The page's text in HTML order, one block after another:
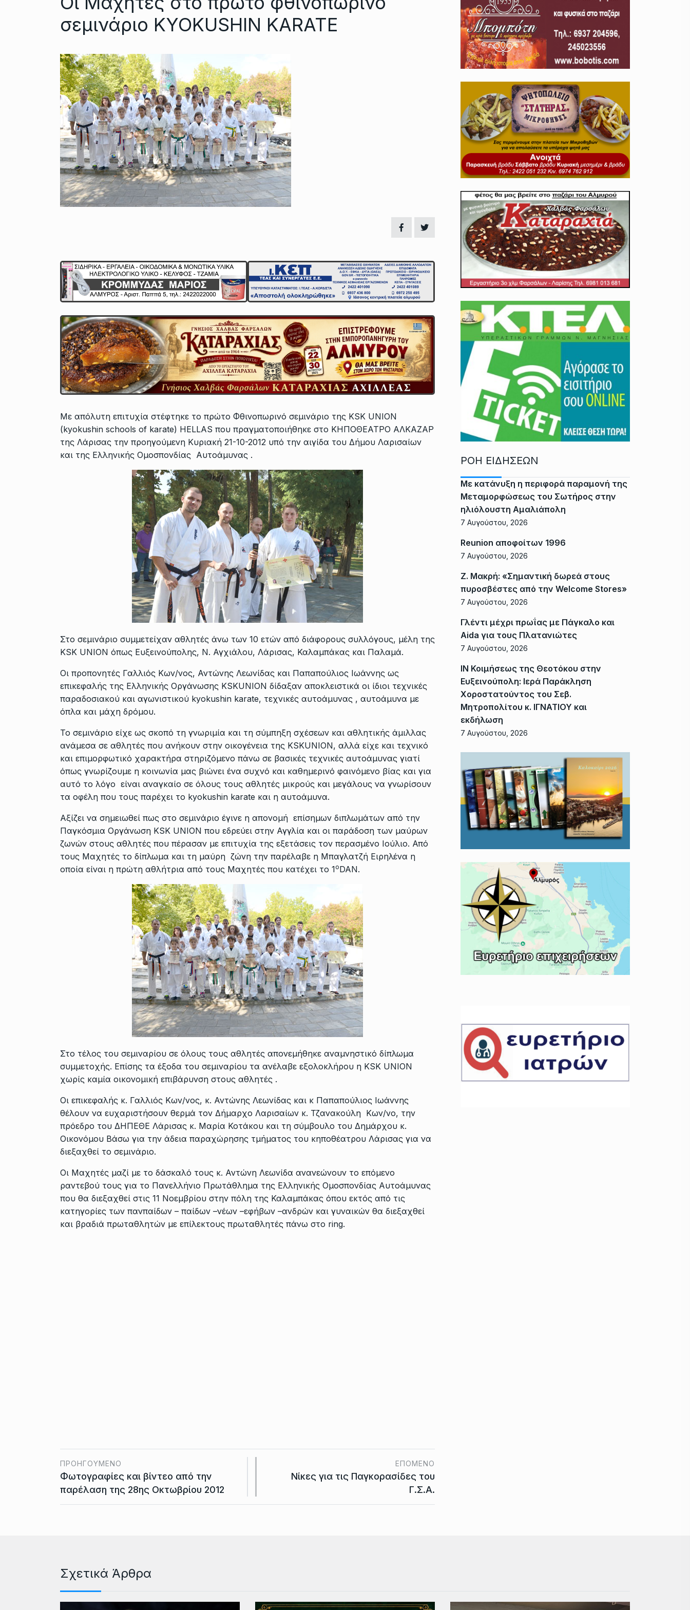
σεμινάριο KYOKUSHIN KARATE
Με απόλυτη επιτυχία στέφτηκε το πρώτο Φθινοπωρινό σεμινάριο της KSK UNION
(kyokushin schools of karate) HELLAS που πραγματοποιήθηκε στο ΚΗΠΟΘΕΑΤΡΟ ΑΛΚΑΖΑΡ
της Λάρισας την προηγούμενη Κυριακή 21-10-2012 υπό την αιγίδα του Δήμου Λαρισαίων
και της Ελληνικής Ομοσπονδίας Αυτοάμυνας .
Στο σεμινάριο συμμετείχαν αθλητές άνω των 10 ετών από διάφορους συλλόγους, μέλη της
KSK UNION όπως Ευξεινούπολης, Ν. Αγχιάλου, Λάρισας, Καλαμπάκας και Παλαμά.
Οι προπονητές Γαλλιός Κων/νος, Αντώνης Λεωνίδας και Παπαπούλιος Ιωάννης ως
επικεφαλής της Ελληνικής Οργάνωσης KSKUNION δίδαξαν αποκλειστικά οι ίδιοι τεχνικές
παραδοσιακού και αγωνιστικού kyokushin karate, τεχνικές αυτοάμυνας , αυτοάμυνα με
όπλα και μάχη δρόμου.
Το σεμινάριο είχε ως σκοπό τη γνωριμία και τη σύμπηξη σχέσεων και αθλητικής άμιλλας
ανάμεσα σε αθλητές που ανήκουν στην οικογένεια της KSKUNION, αλλά είχε και τεχνικό
και επιμορφωτικό χαρακτήρα στηριζόμενο πάνω σε βασικές τεχνικές αυτοάμυνας γιατί
όπως γνωρίζουμε η κοινωνία μας βιώνει ένα συχνό και καθημερινό φαινόμενο βίας και για
αυτό το λόγο είναι αναγκαίο σε όλους τους αθλητές μικρούς και μεγάλους να γνωρίσουν
τα οφέλη που τους παρέχει το kyokushin karate και η αυτοάμυνα.
Αξίζει να σημειωθεί πως στο σεμινάριο έγινε η απονομή επίσημων διπλωμάτων από την
Παγκόσμια Οργάνωση KSK UNION που εδρεύει στην Αγγλία και οι παράδοση των μαύρων
ζωνών στους αθλητές που πέρασαν με επιτυχία της εξετάσεις τον περασμένο Ιούλιο. Από
τους Μαχητές το δίπλωμα και τη μαύρη ζώνη την παρέλαβε η Μπαγλατζή Ειρηλένα η
οποία είναι η πρώτη αθλήτρια από τους Μαχητές που κατέχει το 1οDAN.
Στο τέλος του σεμιναρίου σε όλους τους αθλητές απονεμήθηκε αναμνηστικό δίπλωμα
συμμετοχής. Επίσης τα έξοδα του σεμιναρίου τα ανέλαβε εξολοκλήρου η KSK UNION
χωρίς καμία οικονομική επιβάρυνση στους αθλητές .
Οι επικεφαλής κ. Γαλλιός Κων/νος, κ. Αντώνης Λεωνίδας και κ Παπαπούλιος Ιωάννης
θέλουν να ευχαριστήσουν θερμά τον Δήμαρχο Λαρισαίων κ. Τζανακούλη Κων/νο, την
πρόεδρο του ΔΗΠΕΘΕ Λάρισας κ. Μαρία Κοτάκου και τη σύμβουλο του Δημάρχου κ.
Οικονόμου Βάσω για την άδεια παραχώρησης τμήματος του κηποθέατρου Λάρισας για να
διεξαχθεί το σεμινάριο.
Οι Μαχητές μαζί με το δάσκαλό τους κ. Αντώνη Λεωνίδα ανανεώνουν το επόμενο
ραντεβού τους για το Πανελλήνιο Πρωτάθλημα της Ελληνικής Ομοσπονδίας Αυτοάμυνας
που θα διεξαχθεί στις 11 Νοεμβρίου στην πόλη της Καλαμπάκας όπου εκτός από τις
κατηγορίες των πανπαίδων – παίδων –νέων –εφήβων –ανδρών και γυναικών θα διεξαχθεί
και βραδιά πρωταθλητών με επίλεκτους πρωταθλητές πάνω στο ring.
ΠΡΟΗΓΟΎΜΕΝΟ
Φωτογραφίες και βίντεο από την
παρέλαση της 28ης Οκτωβρίου 2012
ΕΠΌΜΕΝΟ
Νίκες για τις Παγκορασίδες του
Γ.Σ.Α.
ΡΟΗ ΕΙΔΗΣΕΩΝ
Με κατάνυξη η περιφορά παραμονή της
Μεταμορφώσεως του Σωτήρος στην
ηλιόλουστη Αμαλιάπολη
7 Αυγούστου, 2026
Reunion αποφοίτων 1996
7 Αυγούστου, 2026
Ζ. Μακρή: «Σημαντική δωρεά στους
πυροσβέστες από την Welcome Stores»
7 Αυγούστου, 2026
Γλέντι μέχρι πρωΐας με Πάγκαλο και
Aida για τους Πλατανιώτες
7 Αυγούστου, 2026
ΙΝ Κοιμήσεως της Θεοτόκου στην
Ευξεινούπολη: Ιερά Παράκληση
Χοροστατούντος του Σεβ.
Μητροπολίτου κ. ΙΓΝΑΤΙΟΥ και
εκδήλωση
7 Αυγούστου, 2026
Σχετικά Άρθρα